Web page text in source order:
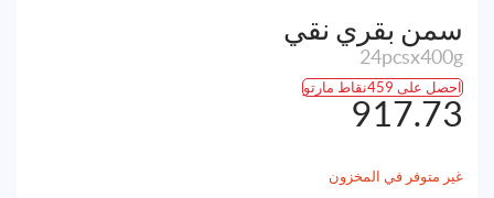
سمن بقري نقي
24pcsx400g
احصل على 459نقاط مارتو
917.73
غير متوفر في المخزون